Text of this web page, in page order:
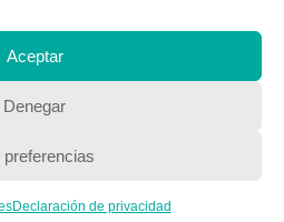
Aceptar
Denegar
preferencias
Declaración de privacidad